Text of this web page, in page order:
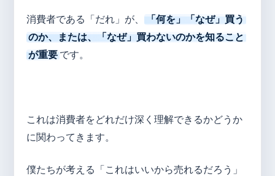
消費者である「だれ」が、
「何を」「なぜ」買う
のか、または、「なぜ」買わないのかを知ること
が重要です。
これは消費者をどれだけ深く理解できるかどうか
に関わってきます。
僕たちが考える「これはいいから売れるだろう」